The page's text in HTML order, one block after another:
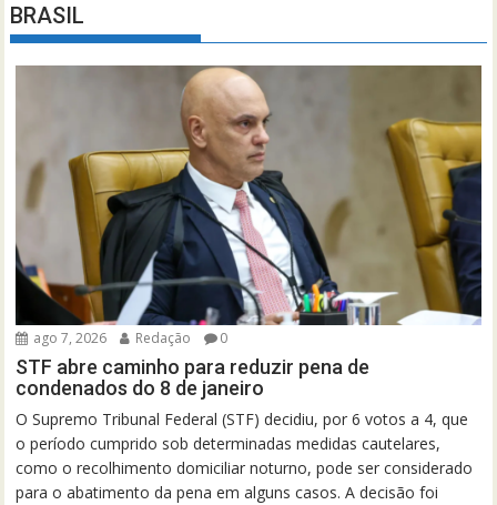
BRASIL
ago 7, 2026 Redação 0
STF abre caminho para reduzir pena de
condenados do 8 de janeiro
O Supremo Tribunal Federal (STF) decidiu, por 6 votos a 4, que
o período cumprido sob determinadas medidas cautelares,
como o recolhimento domiciliar noturno, pode ser considerado
para o abatimento da pena em alguns casos. A decisão foi